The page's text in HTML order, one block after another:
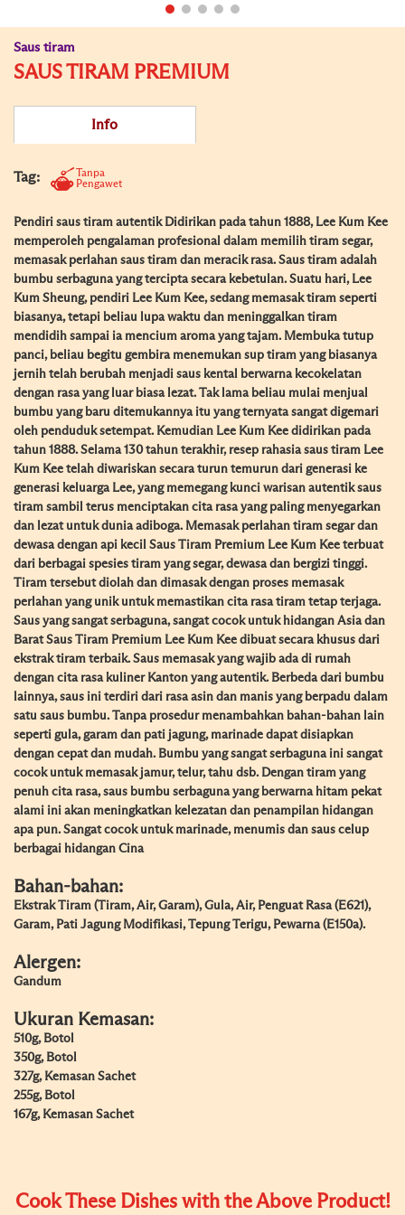
Saus tiram
SAUS TIRAM PREMIUM
Info
Tag:
Tanpa
Pengawet
Pendiri saus tiram autentik Didirikan pada tahun 1888, Lee Kum Kee
memperoleh pengalaman profesional dalam memilih tiram segar,
memasak perlahan saus tiram dan meracik rasa. Saus tiram adalah
bumbu serbaguna yang tercipta secara kebetulan. Suatu hari, Lee
Kum Sheung, pendiri Lee Kum Kee, sedang memasak tiram seperti
biasanya, tetapi beliau lupa waktu dan meninggalkan tiram
mendidih sampai ia mencium aroma yang tajam. Membuka tutup
panci, beliau begitu gembira menemukan sup tiram yang biasanya
jernih telah berubah menjadi saus kental berwarna kecokelatan
dengan rasa yang luar biasa lezat. Tak lama beliau mulai menjual
bumbu yang baru ditemukannya itu yang ternyata sangat digemari
oleh penduduk setempat. Kemudian Lee Kum Kee didirikan pada
tahun 1888. Selama 130 tahun terakhir, resep rahasia saus tiram Lee
Kum Kee telah diwariskan secara turun temurun dari generasi ke
generasi keluarga Lee, yang memegang kunci warisan autentik saus
tiram sambil terus menciptakan cita rasa yang paling menyegarkan
dan lezat untuk dunia adiboga. Memasak perlahan tiram segar dan
dewasa dengan api kecil Saus Tiram Premium Lee Kum Kee terbuat
dari berbagai spesies tiram yang segar, dewasa dan bergizi tinggi.
Tiram tersebut diolah dan dimasak dengan proses memasak
perlahan yang unik untuk memastikan cita rasa tiram tetap terjaga.
Saus yang sangat serbaguna, sangat cocok untuk hidangan Asia dan
Barat Saus Tiram Premium Lee Kum Kee dibuat secara khusus dari
ekstrak tiram terbaik. Saus memasak yang wajib ada di rumah
dengan cita rasa kuliner Kanton yang autentik. Berbeda dari bumbu
lainnya, saus ini terdiri dari rasa asin dan manis yang berpadu dalam
satu saus bumbu. Tanpa prosedur menambahkan bahan-bahan lain
seperti gula, garam dan pati jagung, marinade dapat disiapkan
dengan cepat dan mudah. Bumbu yang sangat serbaguna ini sangat
cocok untuk memasak jamur, telur, tahu dsb. Dengan tiram yang
penuh cita rasa, saus bumbu serbaguna yang berwarna hitam pekat
alami ini akan meningkatkan kelezatan dan penampilan hidangan
apa pun. Sangat cocok untuk marinade, menumis dan saus celup
berbagai hidangan Cina
Bahan-bahan:
Ekstrak Tiram (Tiram, Air, Garam), Gula, Air, Penguat Rasa (E621),
Garam, Pati Jagung Modifikasi, Tepung Terigu, Pewarna (E150a).
Alergen:
Gandum
Ukuran Kemasan:
510g, Botol
350g, Botol
327g, Kemasan Sachet
255g, Botol
167g, Kemasan Sachet
Cook These Dishes with the Above Product!